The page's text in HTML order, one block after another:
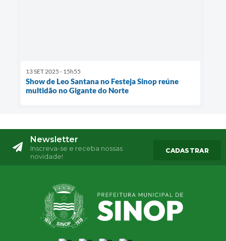
13 SET 2025 - 15h55
Show de Leo Santana no Festeja Sinop reúne
multidão no Gigante do Norte
Newsletter
Inscreva-se e receba nossas
novidade!
CADASTRAR